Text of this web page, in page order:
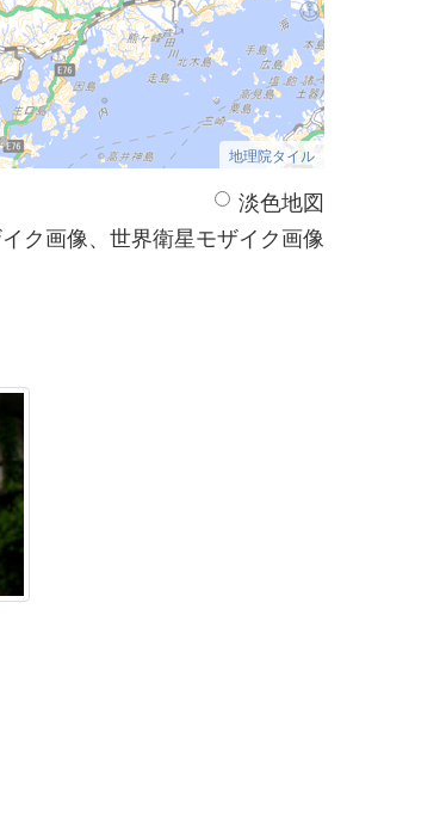
地理院タイル
淡色地図
ク画像、世界衛星モザイク画像